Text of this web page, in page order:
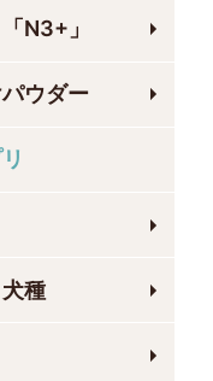
N3+」
ウダー
種